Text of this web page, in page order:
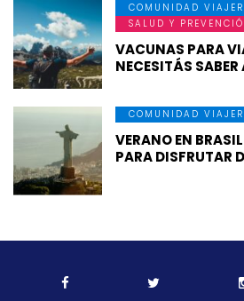
COMUNIDAD
SALUD Y
VACUNAS PARA
NECESITÁS SABER
COMUNIDAD
VERANO EN
PARA DISFRUTAR